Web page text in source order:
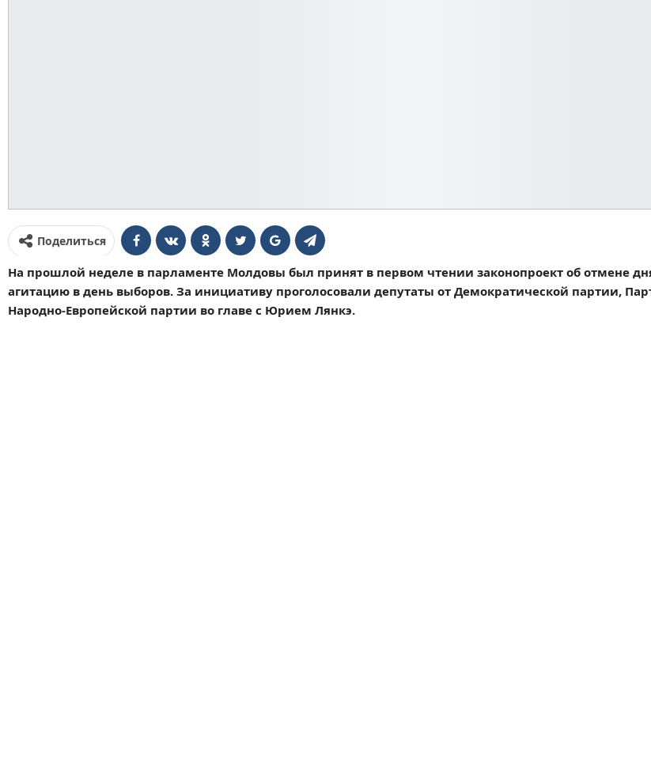
Поделиться
На прошлой неделе в парламенте Молдовы был принят в первом чтении законопроект об отмене
агитацию в день выборов. За инициативу проголосовали депутаты от Демократической партии,
Народно-Европейской партии во главе с Юрием Лянкэ.